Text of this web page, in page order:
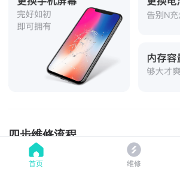
四步维修流程
首页 维修